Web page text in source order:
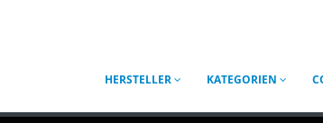
HERSTELLER KATEGORIEN